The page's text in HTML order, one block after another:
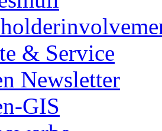
& Service
Newsletter
GIS